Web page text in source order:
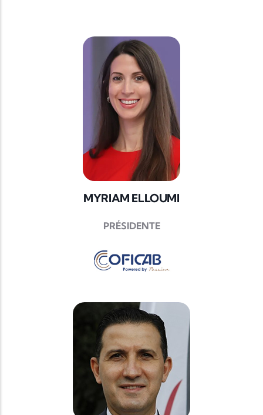
MYRIAM ELLOUMI
PRÉSIDENTE